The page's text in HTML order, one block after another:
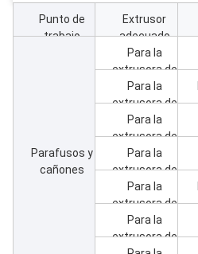
Punto de
trabajo
Extrusor
adecuado
Parafusos y
cañones
Para la
extrusora de
tornillos
gemelos
cónicos
ZS55/120
Para la
extrusora de
tornillos
gemelos
cónicos
ZS55/120
Para la
extrusora de
tornillos
gemelos
cónicos
ZS55/120
Para la
extrusora de
tornillos
gemelos
cónicos
ZS65/132
Para la
extrusora de
tornillos
gemelos
Para la
extrusora de